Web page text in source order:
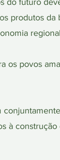
do futuro
produtos
os povos
à